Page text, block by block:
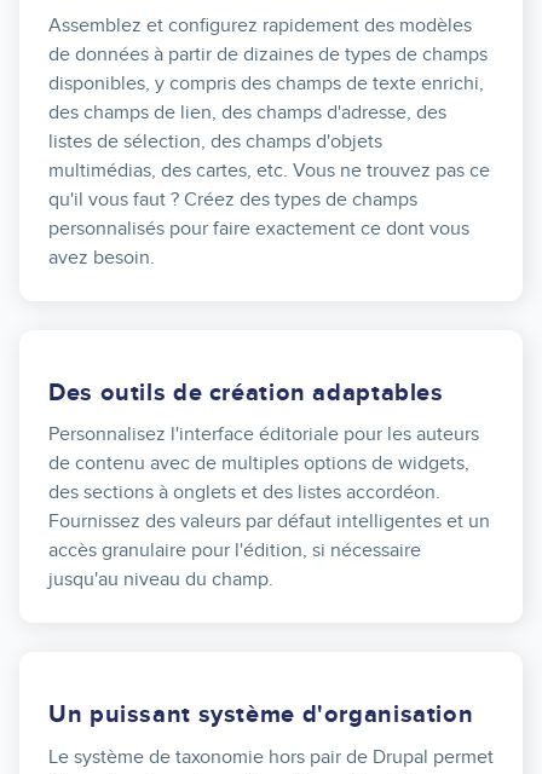
Assemblez et configurez rapidement des modèles
de données à partir de dizaines de types de champs
disponibles, y compris des champs de texte enrichi,
des champs de lien, des champs d'adresse, des
listes de sélection, des champs d'objets
multimédias, des cartes, etc. Vous ne trouvez pas ce
qu'il vous faut ? Créez des types de champs
personnalisés pour faire exactement ce dont vous
avez besoin.
Des outils de création adaptables
Personnalisez l'interface éditoriale pour les auteurs
de contenu avec de multiples options de widgets,
des sections à onglets et des listes accordéon.
Fournissez des valeurs par défaut intelligentes et un
accès granulaire pour l'édition, si nécessaire
jusqu'au niveau du champ.
Un puissant système d'organisation
Le système de taxonomie hors pair de Drupal permet